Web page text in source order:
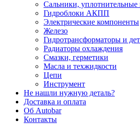
Сальники, уплотнительные
Гидроблоки АКПП
Электрические компоненты
Железо
Гидротрансформаторы и
Радиаторы охлаждения
Смазки, герметики
Масла и техжидкости
Цепи
Инструмент
Не нашли нужную деталь?
Доставка и оплата
Об Autobar
Контакты